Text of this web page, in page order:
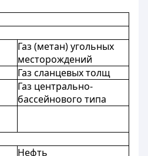
Газ (метан) угольных
месторождений
Газ сланцевых толщ
Газ центрально-
бассейнового типа
Нефть